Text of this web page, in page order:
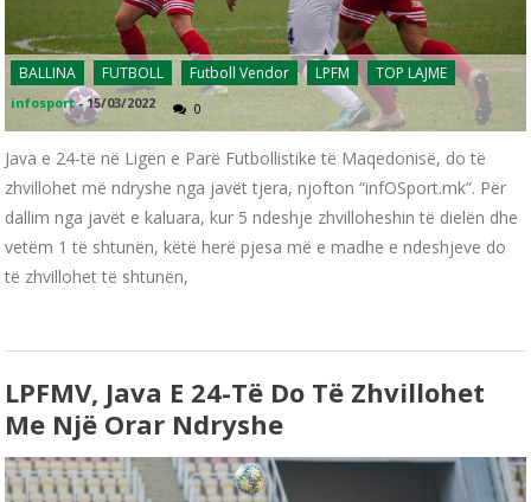
BALLINA FUTBOLL Futboll Vendor LPFM TOP LAJME
infosport -15/03/2022 0
Java e 24-të në Ligën e Parë Futbollistike të Maqedonisë, do të
zhvillohet më ndryshe nga javët tjera, njofton “infOSport.mk”. Për
dallim nga javët e kaluara, kur 5 ndeshje zhvilloheshin të dielën dhe
vetëm 1 të shtunën, këtë herë pjesa më e madhe e ndeshjeve do
të zhvillohet të shtunën,
LPFMV, Java E 24-Të Do Të Zhvillohet
Me Një Orar Ndryshe